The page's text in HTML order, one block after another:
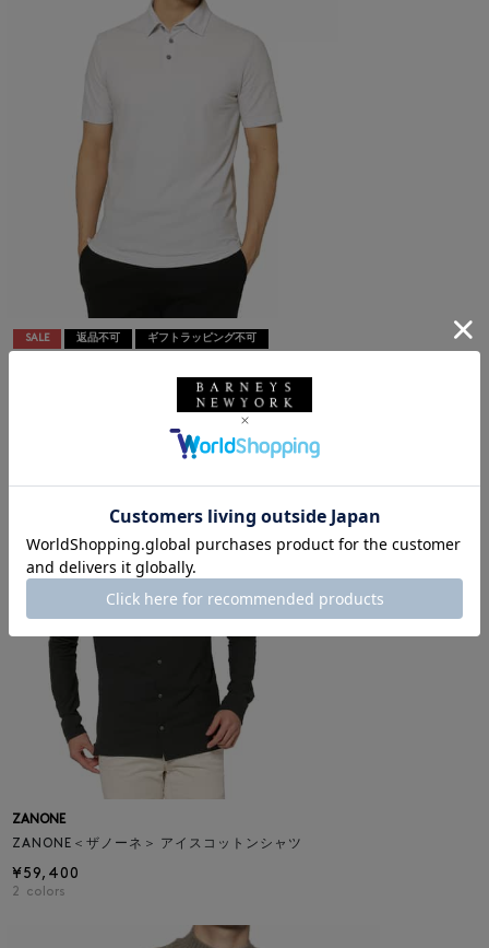
SALE 返品不可 ギフトラッピング不可
ZANONE＜ザノーネ＞ アイスコットンポロシャツ
ZANONE
ZANONE＜ザノーネ＞ アイスコットンシャツ
¥59,400
2 colors